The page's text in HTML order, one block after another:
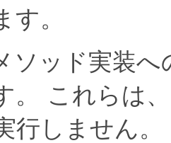
。
ソッド実装
これらは
行しません。